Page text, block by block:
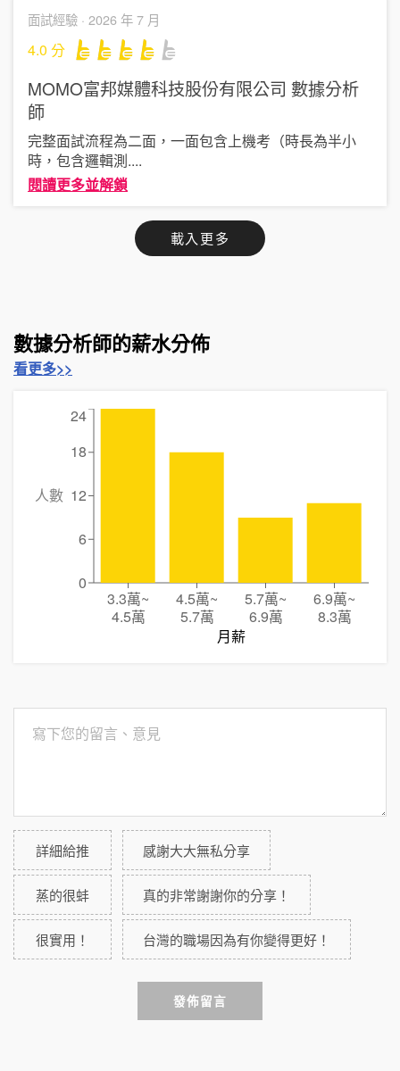
面試經驗 · 2026 年 7 月
4.0 分
MOMO富邦媒體科技股份有限公司 數據分析
師
完整面試流程為二面，一面包含上機考（時長為半小
時，包含邏輯測....
閱讀更多並解鎖
載入更多
數據分析師的薪水分佈
看更多>>
3.3萬~
4.5萬
4.5萬~
5.7萬
5.7萬~
6.9萬
6.9萬~
8.3萬
月薪
0
6
12
18
24
人數
詳細給推 感謝大大無私分享
蒸的很蚌 真的非常謝謝你的分享！
很實用！ 台灣的職場因為有你變得更好！
發佈留言